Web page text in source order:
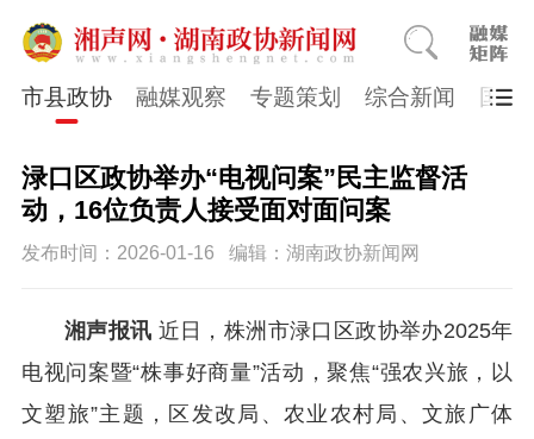
市县政协 融媒观察 专题策划 综合新闻 国医
渌口区政协举办“电视问案”民主监督活
动，16位负责人接受面对面问案
发布时间：2026-01-16 编辑：湖南政协新闻网
湘声报讯 近日，株洲市渌口区政协举办2025年
电视问案暨“株事好商量”活动，聚焦“强农兴旅，以
文塑旅”主题，区发改局、农业农村局、文旅广体